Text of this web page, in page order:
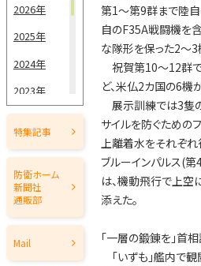
2月1日
1月15日
1月1日
2026年
2025年
2024年
2023年
2022年
2020年
2019年
2018年
特集記事
防衛ホーム
新聞社
通販部
Mail
第1～第9群まで陸自
自のF35A戦闘機を
な隊形を保った2～3
祝賀第10～12群
ど、米仏2カ国の6機
展示訓練では3隻
サイルを防ぐための
上離着水をそれぞれ
ブルーインパルス(
は、機動飛行で上空
添えた。
「一層の鍛錬を」首
「いずも」艦内で